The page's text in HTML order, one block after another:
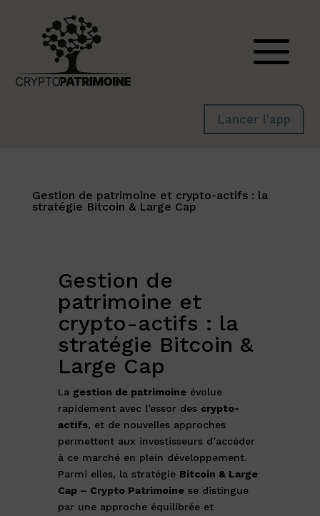
Lancer l'app
Gestion de patrimoine et crypto-actifs : la
stratégie Bitcoin & Large Cap
Gestion de
patrimoine et
crypto-actifs : la
stratégie Bitcoin &
Large Cap
La gestion de patrimoineévolue
rapidement avec l’essor des crypto-
actifs, et de nouvelles approches
permettent aux investisseurs d’accéder
à ce marché en plein développement.
Parmi elles, la stratégie Bitcoin & Large
Cap – Crypto Patrimoinese distingue
par une approche équilibrée et